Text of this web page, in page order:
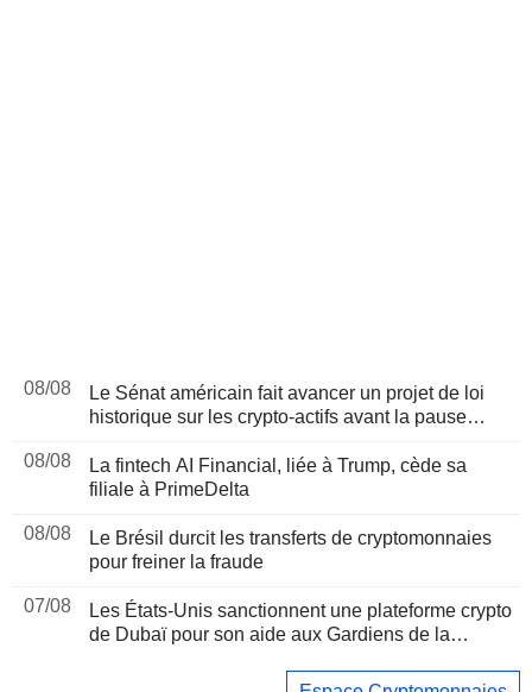
08/08
Le Sénat américain fait avancer un projet de loi
historique sur les crypto-actifs avant la pause
08/08
La fintech AI Financial, liée à Trump, cède sa
filiale à PrimeDelta
08/08
Le Brésil durcit les transferts de cryptomonnaies
pour freiner la fraude
07/08
Les États-Unis sanctionnent une plateforme crypto
de Dubaï pour son aide aux Gardiens de la